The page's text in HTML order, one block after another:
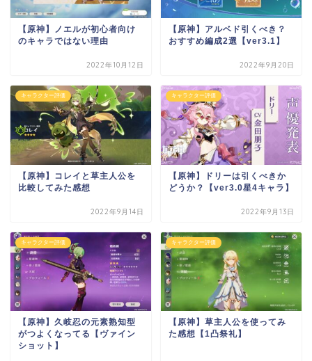
【原神】ノエルが初心者向け
のキャラではない理由
2022年10月12日
【原神】アルベド引くべき？
おすすめ編成2選【ver3.1】
2022年9月20日
キャラクター評価
【原神】コレイと草主人公を
比較してみた感想
2022年9月14日
キャラクター評価
【原神】ドリーは引くべきか
どうか？【ver3.0星4キャラ】
2022年9月13日
キャラクター評価
【原神】久岐忍の元素熟知型
がつよくなってる【ヴァイン
ショット】
キャラクター評価
【原神】草主人公を使ってみ
た感想【1凸祭礼】